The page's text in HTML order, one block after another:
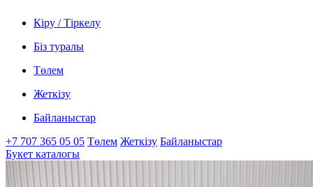
Кіру / Тіркелу
Біз туралы
Төлем
Жеткізу
Байланыстар
+7 707 365 05 05 Төлем Жеткізу Байланыстар
Букет каталогы